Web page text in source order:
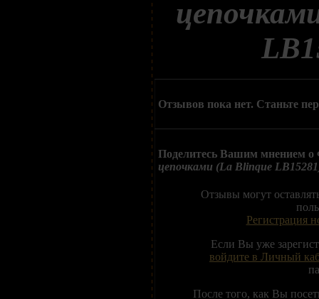
Отзывов пока нет. Станьте
Поделитесь Вашим мнением о
цепочками (La Blinque
Отзывы могут
Регистрация
Если Вы уже
войдите в Личный
После того, как Вы